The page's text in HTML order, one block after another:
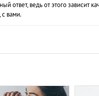
ответ, ведь от этого зависит
с вами.